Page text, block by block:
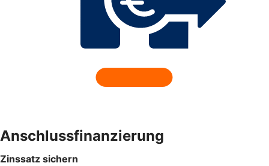
Anschlussfinanzierung
Zinssatz sichern